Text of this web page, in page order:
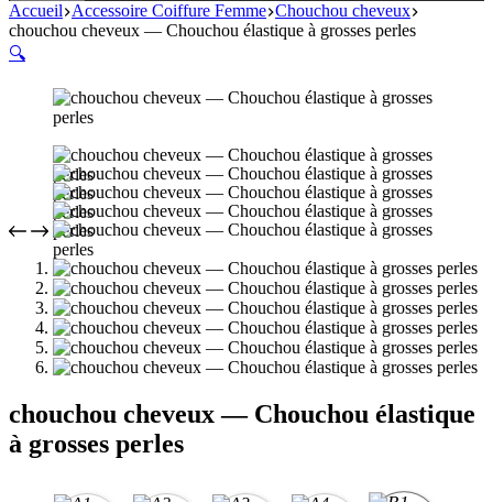
Accueil Accessoire Coiffure Femme Chouchou cheveux
chouchou cheveux — Chouchou élastique à grosses perles
🔍
chouchou cheveux — Chouchou élastique
à grosses perles